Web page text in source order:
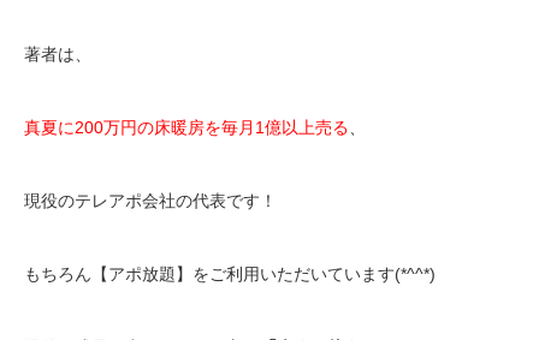
著者は、
真夏に200万円の床暖房を毎月1億以上売る
現役のテレアポ会社の代表です！
もちろん【アポ放題】をご利用いただいています(*^^*)